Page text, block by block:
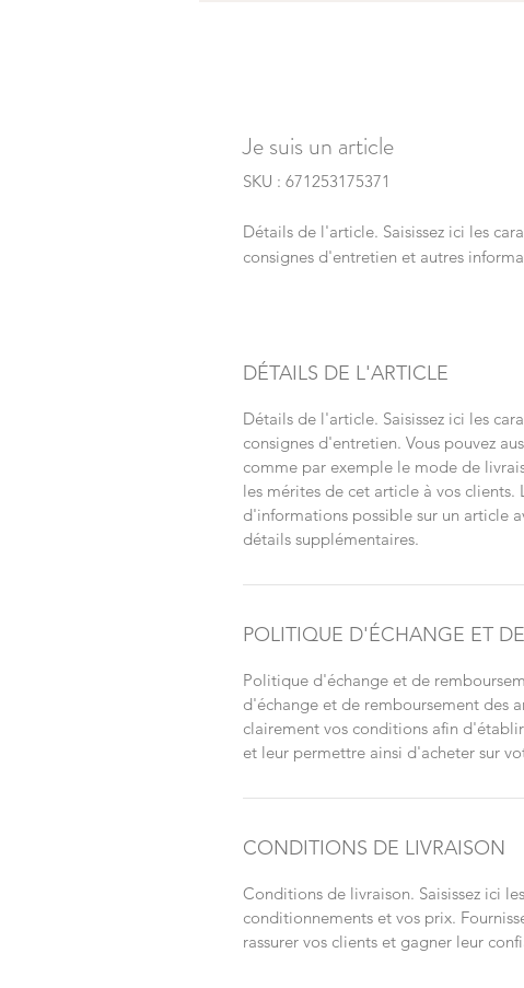
Je suis un article
SKU : 671253175371
Détails de l'article. Saisissez ici les
consignes d'entretien et autres
DÉTAILS DE L'ARTICLE
Détails de l'article. Saisissez ici les
consignes d'entretien. Vous pouvez
comme par exemple le mode de
les mérites de cet article à vos
d'informations possible sur un article
détails supplémentaires.
POLITIQUE D'ÉCHANGE ET
Politique d'échange et de
d'échange et de remboursement des
clairement vos conditions afin
et leur permettre ainsi d'acheter sur
CONDITIONS DE LIVRAISON
Conditions de livraison. Saisissez ici
conditionnements et vos prix.
rassurer vos clients et gagner leur